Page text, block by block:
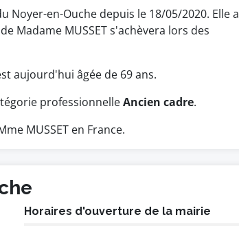
Noyer-en-Ouche depuis le 18/05/2020. Elle a
Madame MUSSET s'achèvera lors des
aujourd'hui âgée de 69 ans.
professionnelleAncien cadre.
MUSSET en France.
Horaires d'ouverture de la mairie